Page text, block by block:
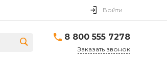
Войти
8 800 555 7278
Заказать звонок